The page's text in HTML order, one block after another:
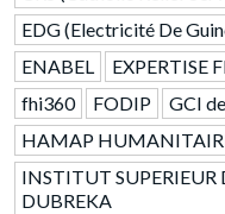
EDG (Electricité De
ENABEL
EXPERTISE
fhi360
FODIP
GCI
HAMAP
INSTITUT SUPERIEUR
DUBREKA